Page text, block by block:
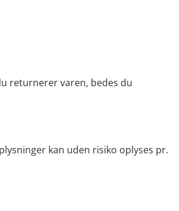
returnerer varen, bedes du
kan uden risiko oplyses pr.